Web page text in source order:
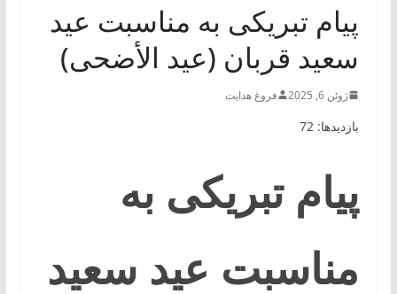
پیام تبریکی به‌ مناسبت عید
سعید قربان (عيد الأضحى)
ژوئن 6, 2025 فروغ هدایت
بازدیدها: 72
پیام تبریکی به‌
مناسبت عید سعید